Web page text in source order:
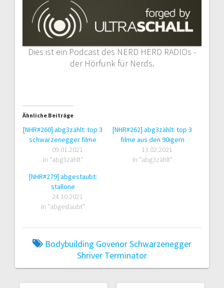
Dies ist ein Podcast des NERD HERD RADIOs -
der Hörfunk für Nerds.
Ähnliche Beiträge
[NHR#260] abg3zählt: top 3
schwarzenegger filme
09.01.2021
In "abg3zählt"
[NHR#262] abg3zählt: top 3
filme aus den 90igern
13.02.2021
In "abg3zählt"
[NHR#279] abgestaubt:
stallone
24.10.2021
In "abgestaubt"
Bodybuilding GovenorSchwarzenegger
Shriver Terminator